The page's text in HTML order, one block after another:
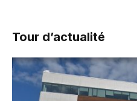
Tour d’actualité